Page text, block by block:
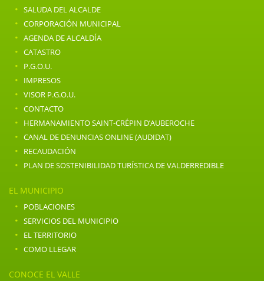
· SALUDA DEL ALCALDE
· CORPORACIÓN MUNICIPAL
· AGENDA DE ALCALDÍA
· CATASTRO
· P.G.O.U.
· IMPRESOS
· VISOR P.G.O.U.
· CONTACTO
· HERMANAMIENTO SAINT-CRÉPIN D’AUBEROCHE
· CANAL DE DENUNCIAS ONLINE (AUDIDAT)
· RECAUDACIÓN
· PLAN DE SOSTENIBILIDAD TURÍSTICA DE VALDERREDIBLE
EL MUNICIPIO
· POBLACIONES
· SERVICIOS DEL MUNICIPIO
· EL TERRITORIO
· COMO LLEGAR
CONOCE EL VALLE